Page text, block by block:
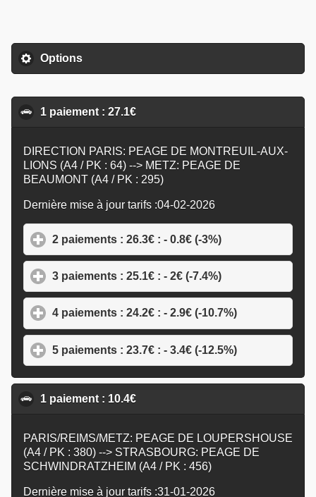
Options
1 paiement : 27.1€
DIRECTION PARIS: PEAGE DE MONTREUIL-AUX-
LIONS (A4 / PK : 64) --> METZ: PEAGE DE
BEAUMONT (A4 / PK : 295)
Dernière mise à jour tarifs :04-02-2026
2 paiements : 26.3€ : - 0.8€ (-3%)
3 paiements : 25.1€ : - 2€ (-7.4%)
4 paiements : 24.2€ : - 2.9€ (-10.7%)
5 paiements : 23.7€ : - 3.4€ (-12.5%)
1 paiement : 10.4€
PARIS/REIMS/METZ: PEAGE DE LOUPERSHOUSE
(A4 / PK : 380) --> STRASBOURG: PEAGE DE
SCHWINDRATZHEIM (A4 / PK : 456)
Dernière mise à jour tarifs :31-01-2026